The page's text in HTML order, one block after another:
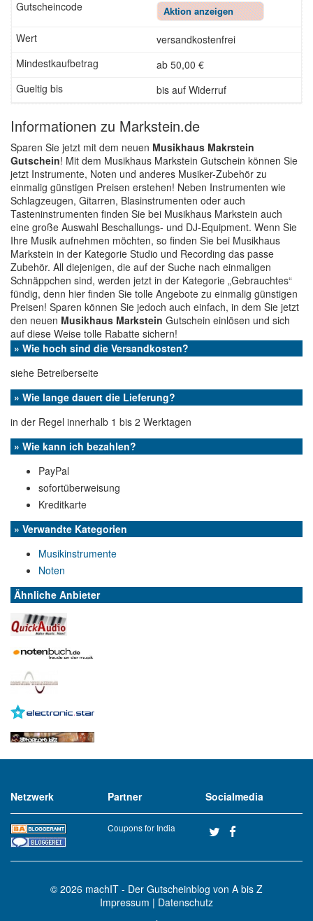
Aktion anzeigen
versandkostenfrei
ab 50,00 €
bis auf Widerruf
Informationen zu Markstein.de
Sparen Sie jetzt mit dem neuen Musikhaus Makrstein
Gutschein! Mit dem Musikhaus Markstein Gutschein können Sie
jetzt Instrumente, Noten und anderes Musiker-Zubehör zu
einmalig günstigen Preisen erstehen! Neben Instrumenten wie
Schlagzeugen, Gitarren, Blasinstrumenten oder auch
Tasteninstrumenten finden Sie bei Musikhaus Markstein auch
eine große Auswahl Beschallungs- und DJ-Equipment. Wenn Sie
Ihre Musik aufnehmen möchten, so finden Sie bei Musikhaus
Markstein in der Kategorie Studio und Recording das passe
Zubehör. All diejenigen, die auf der Suche nach einmaligen
Schnäppchen sind, werden jetzt in der Kategorie „Gebrauchtes“
fündig, denn hier finden Sie tolle Angebote zu einmalig günstigen
Preisen! Sparen können Sie jedoch auch einfach, in dem Sie jetzt
den neuen Musikhaus Markstein Gutschein einlösen und sich
auf diese Weise tolle Rabatte sichern!
» Wie hoch sind die Versandkosten?
siehe Betreiberseite
» Wie lange dauert die Lieferung?
in der Regel innerhalb 1 bis 2 Werktagen
» Wie kann ich bezahlen?
PayPal
sofortüberweisung
Kreditkarte
» Verwandte Kategorien
Musikinstrumente
Noten
Ähnliche Anbieter
Netzwerk Partner
Coupons for India
Socialmedia
© 2026 machIT - Der Gutscheinblog von A bis Z
Impressum | Datenschutz